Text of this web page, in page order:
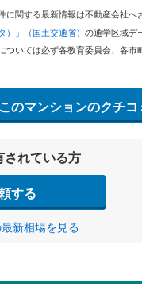
関する最新情報は不動産会社へ
）」（国土交通省） の通学区域デ
いては必ず各教育委員会、各市
このマンションのクチ
されている方
する
新相場を見る